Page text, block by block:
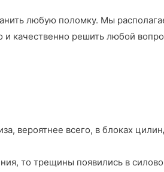
любую поломку. Мы
качественно решить любой
вероятнее всего, в блоках
то трещины появились в